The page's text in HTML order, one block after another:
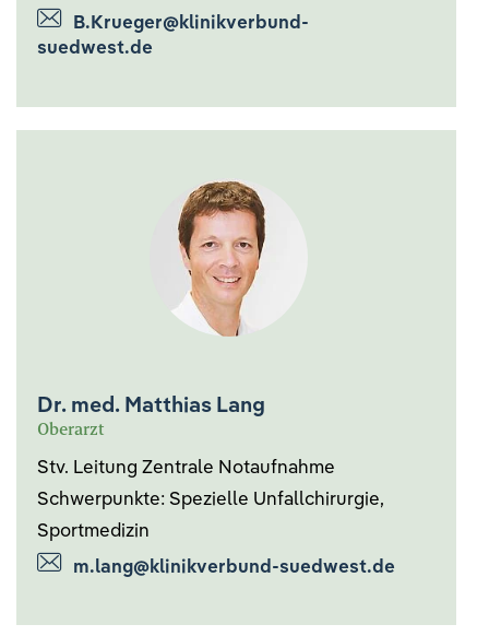
B.Krueger@klinikverbund-
suedwest.de
Dr. med. Matthias Lang
Oberarzt
Stv. Leitung Zentrale Notaufnahme
Schwerpunkte: Spezielle Unfallchirurgie,
Sportmedizin
m.lang@klinikverbund-suedwest.de